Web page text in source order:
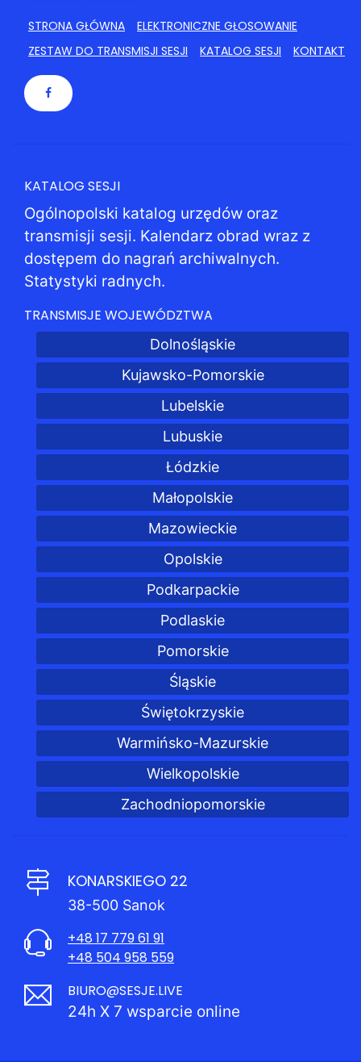
STRONA GŁÓWNA
ELEKTRONICZNE GŁOSOWANIE
ZESTAW DO TRANSMISJI SESJI
KATALOG SESJI KONTAKT
KATALOG SESJI
Ogólnopolski katalog urzędów oraz
transmisji sesji. Kalendarz obrad wraz z
dostępem do nagrań archiwalnych.
Statystyki radnych.
TRANSMISJE WOJEWÓDZTWA
Dolnośląskie
Kujawsko-Pomorskie
Lubelskie
Lubuskie
Łódzkie
Małopolskie
Mazowieckie
Opolskie
Podkarpackie
Podlaskie
Pomorskie
Śląskie
Świętokrzyskie
Warmińsko-Mazurskie
Wielkopolskie
Zachodniopomorskie
KONARSKIEGO 22
38-500 Sanok
+48 17 779 61 91
+48 504 958 559
BIURO@SESJE.LIVE
24h X 7 wsparcie online